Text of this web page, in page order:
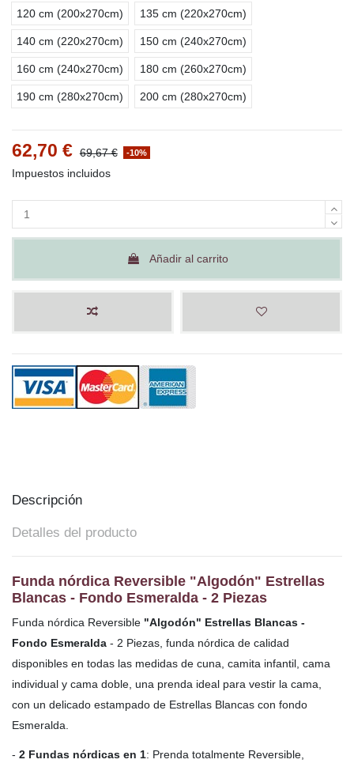
120 cm (200x270cm) 135 cm (220x270cm)
140 cm (220x270cm) 150 cm (240x270cm)
160 cm (240x270cm) 180 cm (260x270cm)
190 cm (280x270cm) 200 cm (280x270cm)
62,70 € 69,67 € -10%
Impuestos incluidos
Añadir al carrito
Descripción
Detalles del producto
Funda nórdica Reversible "Algodón" Estrellas
Blancas - Fondo Esmeralda - 2 Piezas
Funda nórdica Reversible "Algodón" Estrellas Blancas -
Fondo Esmeralda - 2 Piezas, funda nórdica de calidad
disponibles en todas las medidas de cuna, camita infantil, cama
individual y cama doble, una prenda ideal para vestir la cama,
con un delicado estampado de Estrellas Blancas con fondo
Esmeralda.
- 2 Fundas nórdicas en 1: Prenda totalmente Reversible,